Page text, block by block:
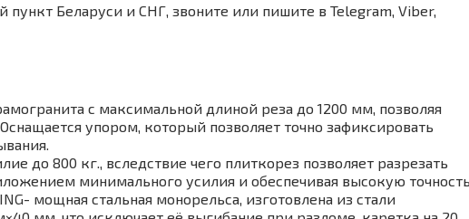
Беларуси и СНГ, звоните или пишите в Telegram, Viber,
с максимальной длиной реза до 1200 мм, позволяя
упором, который позволяет точно зафиксировать
до 800 кг., вследствие чего плиткорез позволяет разрезать
минимального усилия и обеспечивая высокую
мощная стальная монорельса, изготовлена из стали